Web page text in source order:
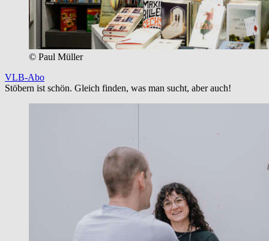
© Paul Müller
VLB-Abo
Stöbern ist schön. Gleich finden, was man sucht, aber auch!